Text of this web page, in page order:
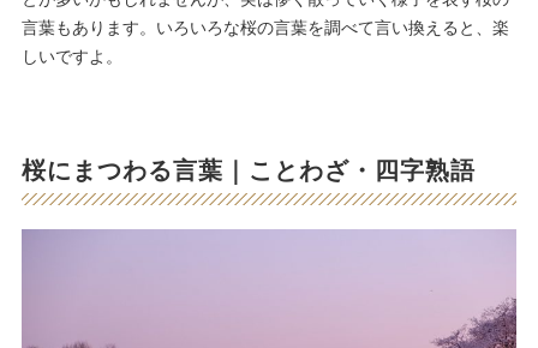
言葉もあります。いろいろな桜の言葉を調べて言い換えると、楽
しいですよ。
桜にまつわる言葉｜ことわざ・四字熟語